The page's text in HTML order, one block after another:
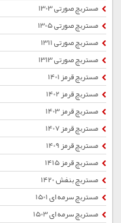
مستربچ صورتی 1303
مستربچ صورتی 1305
مستربچ صورتی 1311
مستربچ صورتی 1313
مستربچ قرمز 1401
مستربچ قرمز 1402
مستربچ قرمز 1403
مستربچ قرمز 1407
مستربچ قرمز 1409
مستربچ قرمز 1415
مستربچ بنفش 1420
مستربچ سرمه ای 1501
مستربچ سرمه ای 1503